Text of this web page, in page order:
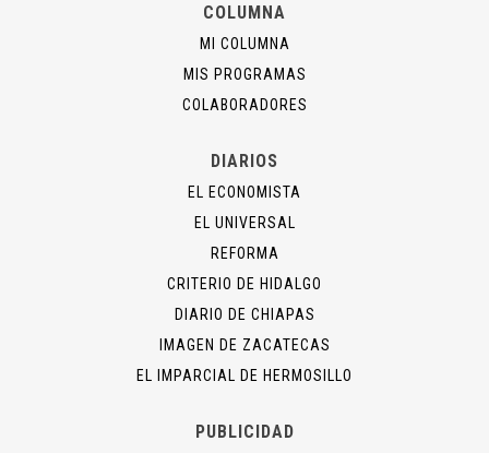
COLUMNA
MI COLUMNA
MIS PROGRAMAS
COLABORADORES
DIARIOS
EL ECONOMISTA
EL UNIVERSAL
REFORMA
CRITERIO DE HIDALGO
DIARIO DE CHIAPAS
IMAGEN DE ZACATECAS
EL IMPARCIAL DE HERMOSILLO
PUBLICIDAD